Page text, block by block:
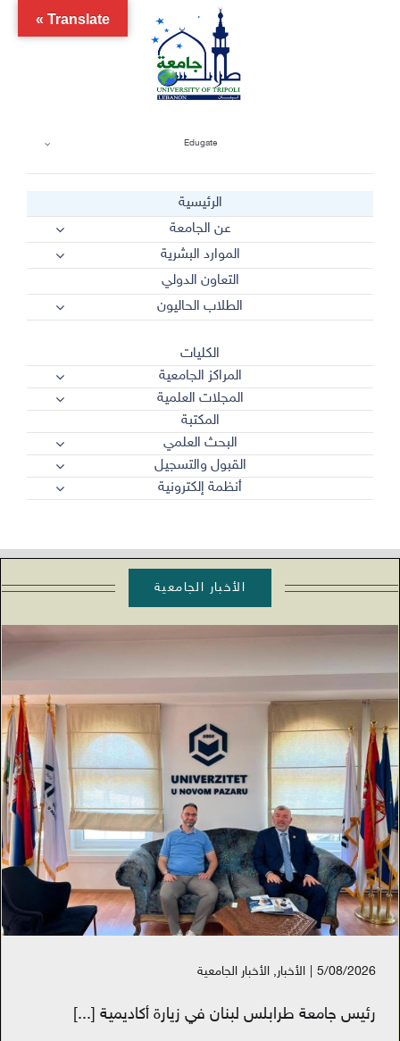
Edugate
الرئيسية
عن الجامعة
الموارد البشرية
التعاون الدولي
الطلاب الحاليون
الكليات
المراكز الجامعية
المجلات العلمية
المكتبة
البحث العلمي
القبول والتسجيل
أنظمة إلكترونية
الأخبار الجامعية
5/08/2026 الأخبار, الأخبار الجامعية
رئيس جامعة طرابلس لبنان في زيارة أكاديمية [...]
Translate »